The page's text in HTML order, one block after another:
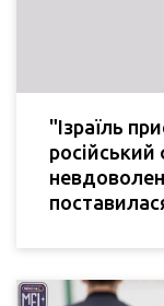
"Ізраїль
російський